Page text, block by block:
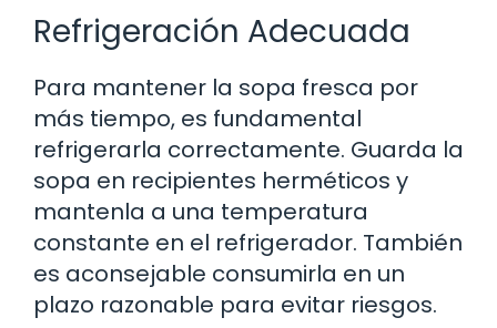
Refrigeración Adecuada
Para mantener la sopa fresca por
más tiempo, es fundamental
refrigerarla correctamente. Guarda la
sopa en recipientes herméticos y
mantenla a una temperatura
constante en el refrigerador. También
es aconsejable consumirla en un
plazo razonable para evitar riesgos.